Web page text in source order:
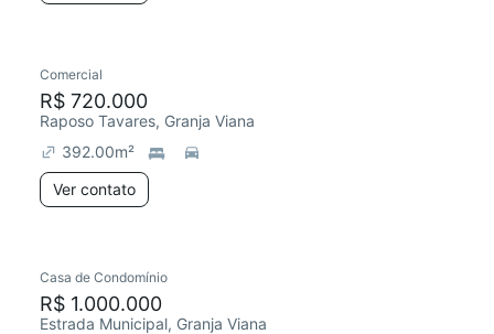
Comercial
R$ 720.000
Raposo Tavares, Granja Viana
392.00m²
Ver contato
Casa de Condomínio
R$ 1.000.000
Estrada Municipal, Granja Viana